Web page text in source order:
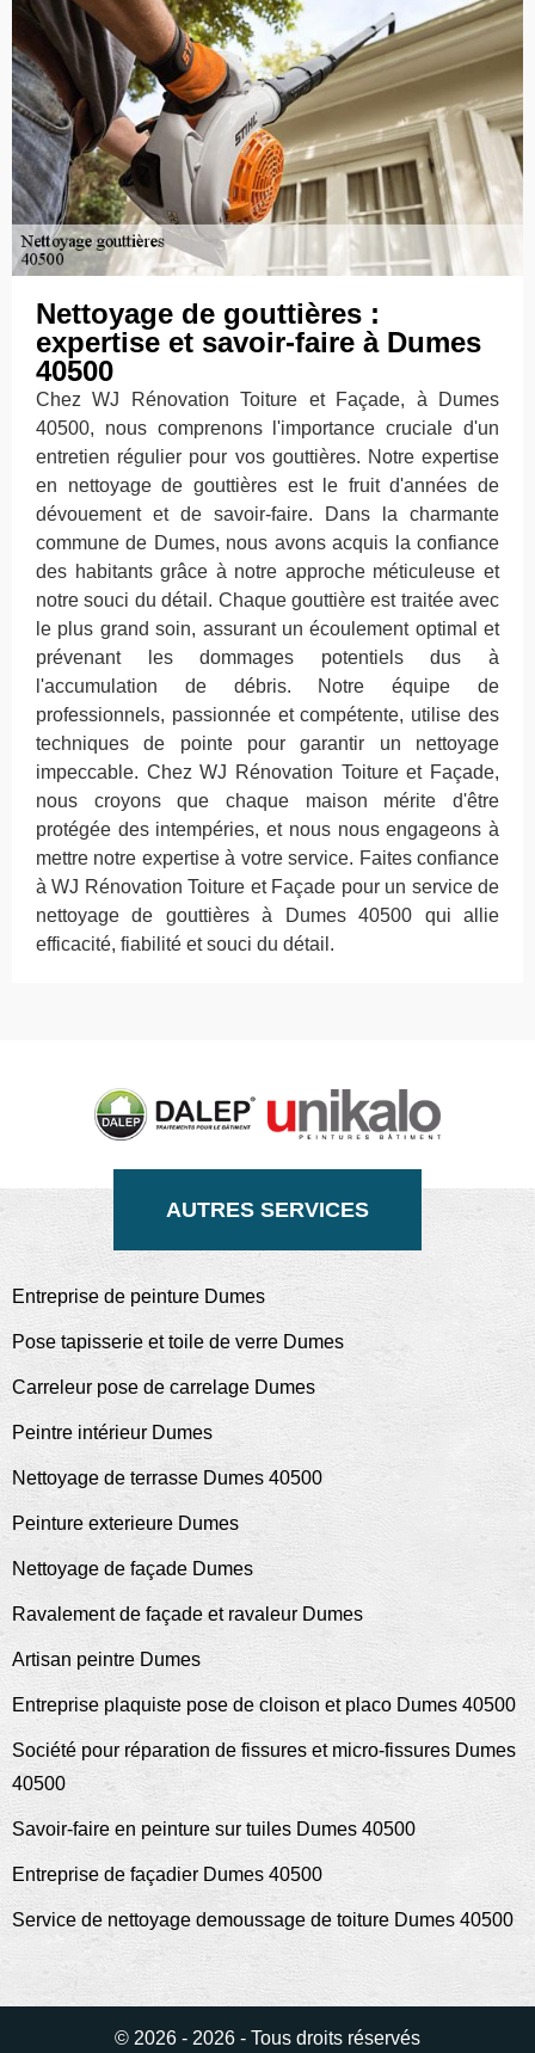
Nettoyage de gouttières :
expertise et savoir-faire à Dumes
40500
Chez WJ Rénovation Toiture et Façade, à Dumes
40500, nous comprenons l'importance cruciale d'un
entretien régulier pour vos gouttières. Notre expertise
en nettoyage de gouttières est le fruit d'années de
dévouement et de savoir-faire. Dans la charmante
commune de Dumes, nous avons acquis la confiance
des habitants grâce à notre approche méticuleuse et
notre souci du détail. Chaque gouttière est traitée avec
le plus grand soin, assurant un écoulement optimal et
prévenant les dommages potentiels dus à
l'accumulation de débris. Notre équipe de
professionnels, passionnée et compétente, utilise des
techniques de pointe pour garantir un nettoyage
impeccable. Chez WJ Rénovation Toiture et Façade,
nous croyons que chaque maison mérite d'être
protégée des intempéries, et nous nous engageons à
mettre notre expertise à votre service. Faites confiance
à WJ Rénovation Toiture et Façade pour un service de
nettoyage de gouttières à Dumes 40500 qui allie
efficacité, fiabilité et souci du détail.
AUTRES SERVICES
Entreprise de peinture Dumes
Pose tapisserie et toile de verre Dumes
Carreleur pose de carrelage Dumes
Peintre intérieur Dumes
Nettoyage de terrasse Dumes 40500
Peinture exterieure Dumes
Nettoyage de façade Dumes
Ravalement de façade et ravaleur Dumes
Artisan peintre Dumes
Entreprise plaquiste pose de cloison et placo Dumes 40500
Société pour réparation de fissures et micro-fissures Dumes
40500
Savoir-faire en peinture sur tuiles Dumes 40500
Entreprise de façadier Dumes 40500
Service de nettoyage demoussage de toiture Dumes 40500
© 2026 - 2026 - Tous droits réservés